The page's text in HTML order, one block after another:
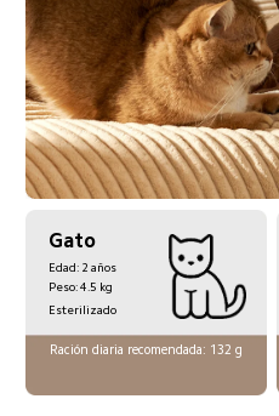
Gato
Edad: 2 años
Peso: 4.5 kg
Esterilizado
Ración diaria recomendada: 132 g